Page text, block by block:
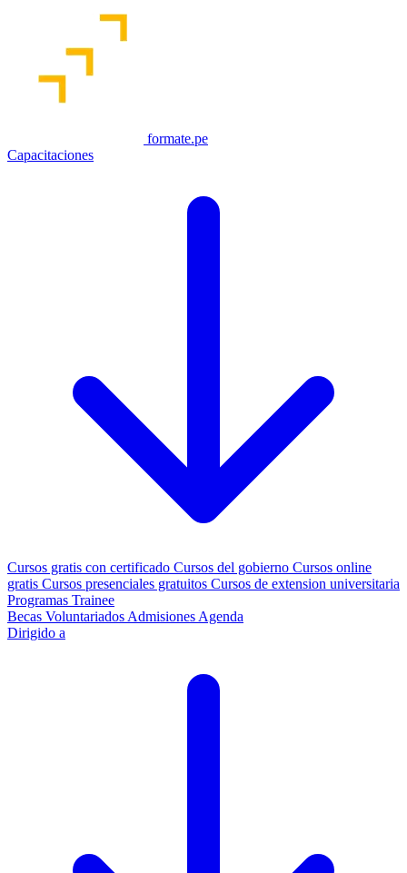
formate.pe
Capacitaciones
Cursos gratis con certificado Cursos del gobierno Cursos online
gratis Cursos presenciales gratuitos Cursos de extension universitaria
Programas Trainee
Becas Voluntariados Admisiones Agenda
Dirigido a